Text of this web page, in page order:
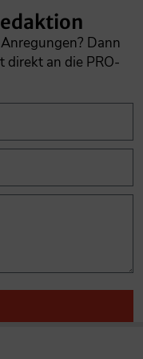
Dann
direkt an die PRO-